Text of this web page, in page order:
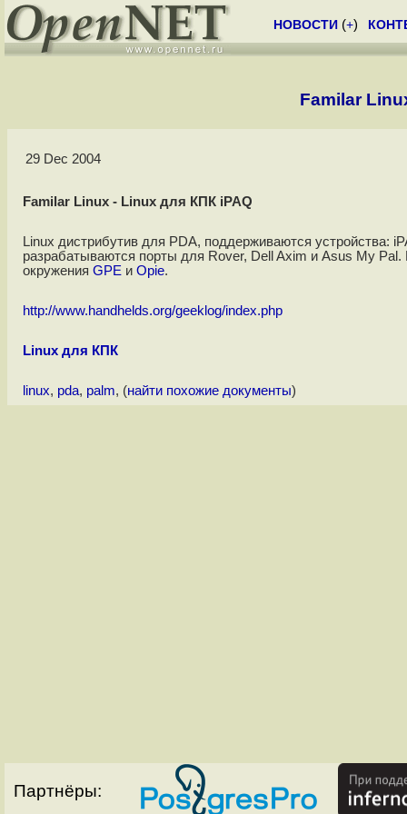
НОВОСТИ (+)
Familar
29 Dec 2004
Familar Linux - Linux для КПК iPAQ
Linux дистрибутив для PDA, поддерживаются устройства:
разрабатываются порты для Rover, Dell Axim и Asus My
окружения GPEи Opie.
http://www.handhelds.org/geeklog/index.php
Linux для КПК
linux, pda, palm, (найти похожие документы)
Партнёры: